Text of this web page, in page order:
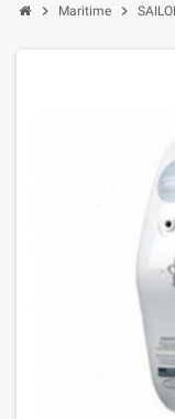
chevron_right Maritime chevron_right